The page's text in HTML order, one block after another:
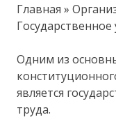
Главная »
Одним из
является
труда.